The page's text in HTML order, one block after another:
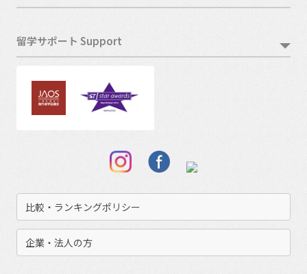
留学サポート Support
比較・ランキングポリシー
企業・法人の方